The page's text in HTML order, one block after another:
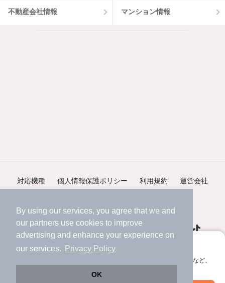
By using our services, you agree that we and
our partners use cookies to improve
advertising and enhance your experience on
our services.
Privacy Policy
OK
アプリに切り替えて、サクサクお部屋探し
会員登録なしですぐ使える。マップ検索やお気に入り保存など、
不動産会社情報 マンション情報
対応機種 個人情報保護ポリシー 利用規約 運営会社
©NIFTY Lifestyle Co., Ltd.